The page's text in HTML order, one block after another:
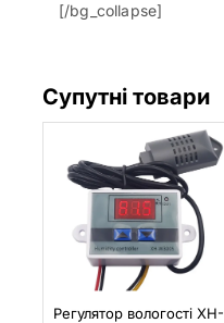
[/bg_collapse]
Супутні товари
Регулятор вологості XH-